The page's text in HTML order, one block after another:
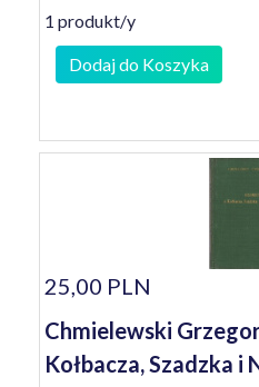
1 produkt/y
Dodaj do Koszyka
25,00 PLN
Chmielewski
Kołbacza, Szadzka i